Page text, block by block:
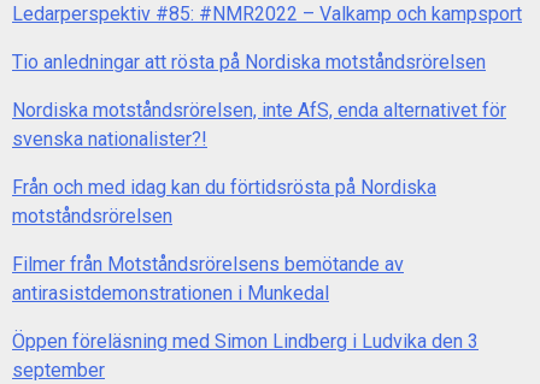
Ledarperspektiv #85: #NMR2022 – Valkamp och kampsport
Tio anledningar att rösta på Nordiska motståndsrörelsen
Nordiska motståndsrörelsen, inte AfS, enda alternativet för
svenska nationalister?!
Från och med idag kan du förtidsrösta på Nordiska
motståndsrörelsen
Filmer från Motståndsrörelsens bemötande av
antirasistdemonstrationen i Munkedal
Öppen föreläsning med Simon Lindberg i Ludvika den 3
september